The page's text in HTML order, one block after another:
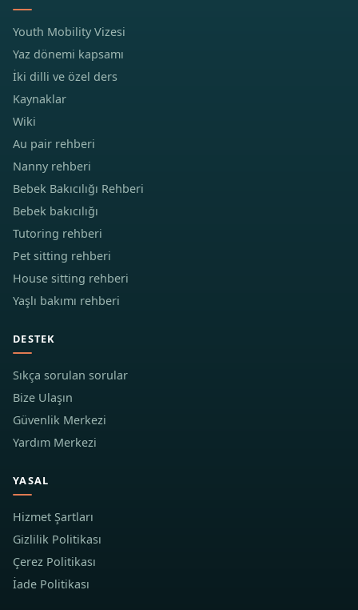
Youth Mobility Vizesi
Yaz dönemi kapsamı
İki dilli ve özel ders
Kaynaklar
Wiki
Au pair rehberi
Nanny rehberi
Bebek Bakıcılığı Rehberi
Bebek bakıcılığı
Tutoring rehberi
Pet sitting rehberi
House sitting rehberi
Yaşlı bakımı rehberi
DESTEK
Sıkça sorulan sorular
Bize Ulaşın
Güvenlik Merkezi
Yardım Merkezi
YASAL
Hizmet Şartları
Gizlilik Politikası
Çerez Politikası
İade Politikası